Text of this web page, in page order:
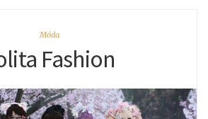
Móda
Fashion